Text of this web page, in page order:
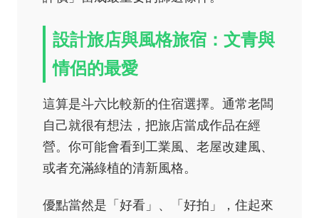
設計旅店與風格旅宿：文青與
情侶的最愛
這算是斗六比較新的住宿選擇。通常老闆
自己就很有想法，把旅店當成作品在經
營。你可能會看到工業風、老屋改建風、
或者充滿綠植的清新風格。
優點當然是「好看」、「好拍」，住起來